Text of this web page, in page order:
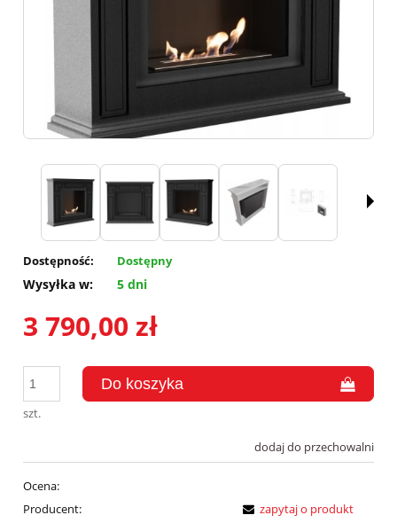
Dostępność: Dostępny
Wysyłka w: 5 dni
3 790,00 zł
szt.
dodaj do przechowalni
Ocena:
Producent:
zapytaj o produkt